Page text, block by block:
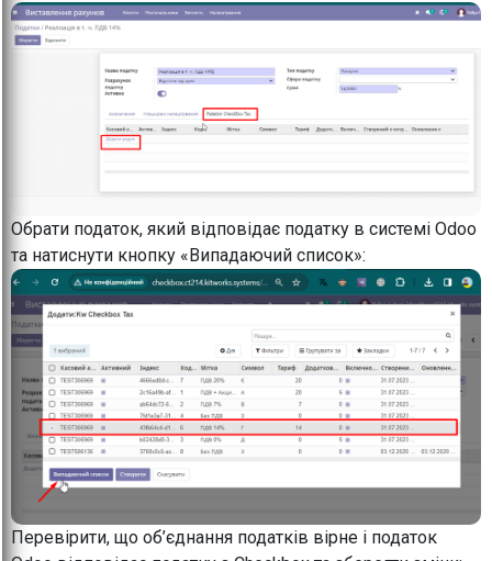
Обрати податок, який відповідає податку в системі Odoo
та натиснути кнопку «Випадаючий список»:
Перевірити, що об’єднання податків вірне і податок